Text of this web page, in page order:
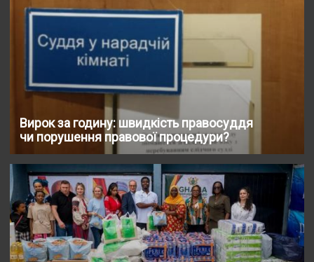
Вирок за годину: швидкість правосуддя
чи порушення правової процедури?